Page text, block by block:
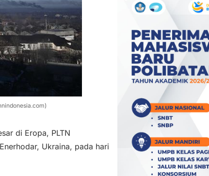
di Eropa, PLTN
Ukraina, pada hari